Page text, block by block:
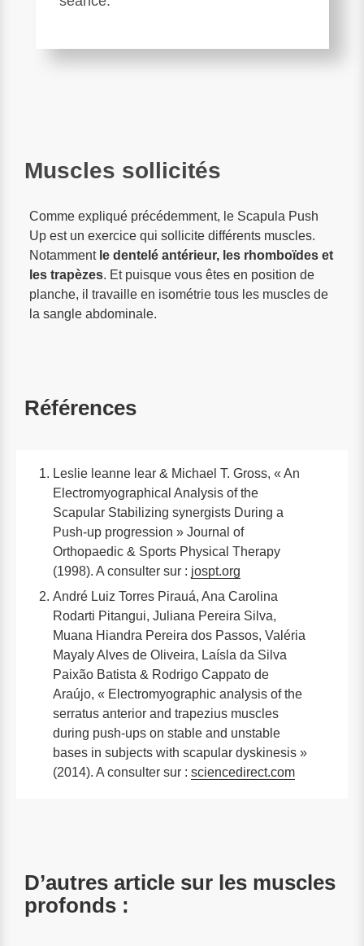
Muscles sollicités
Comme expliqué précédemment, le Scapula Push
Up est un exercice qui sollicite différents muscles.
Notamment le dentelé antérieur, les rhomboïdes et
les trapèzes. Et puisque vous êtes en position de
planche, il travaille en isométrie tous les muscles de
la sangle abdominale.
Références
Leslie leanne lear & Michael T. Gross, « An
Electromyographical Analysis of the
Scapular Stabilizing synergists During a
Push-up progression » Journal of
Orthopaedic & Sports Physical Therapy
(1998). A consulter sur : jospt.org
André Luiz Torres Pirauá, Ana Carolina
Rodarti Pitangui, Juliana Pereira Silva,
Muana Hiandra Pereira dos Passos, Valéria
Mayaly Alves de Oliveira, Laísla da Silva
Paixão Batista & Rodrigo Cappato de
Araújo, « Electromyographic analysis of the
serratus anterior and trapezius muscles
during push-ups on stable and unstable
bases in subjects with scapular dyskinesis »
(2014). A consulter sur : sciencedirect.com
D’autres article sur les muscles
profonds :